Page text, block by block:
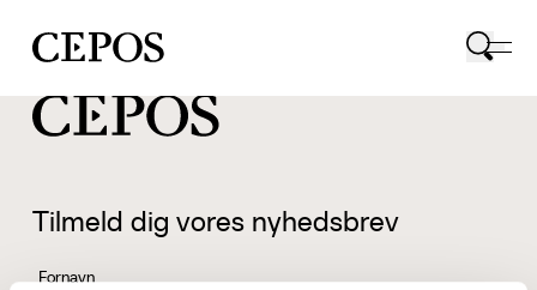
CEPOS logo
Tilmeld dig vores nyhedsbrev
Fornavn